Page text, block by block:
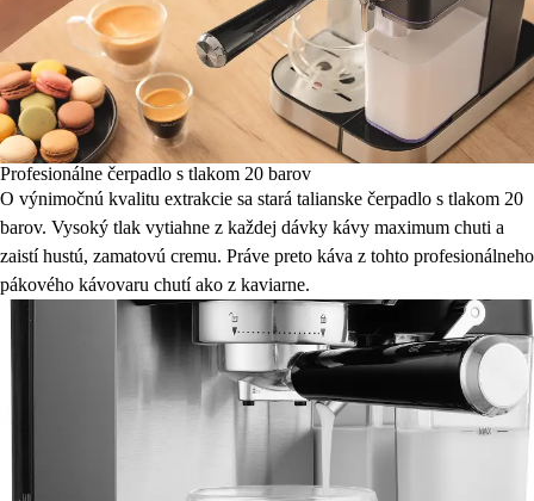
Profesionálne čerpadlo s tlakom 20 barov
O výnimočnú kvalitu extrakcie sa stará talianske čerpadlo s tlakom 20
barov. Vysoký tlak vytiahne z každej dávky kávy maximum chuti a
zaistí hustú, zamatovú cremu. Práve preto káva z tohto profesionálneho
pákového kávovaru chutí ako z kaviarne.